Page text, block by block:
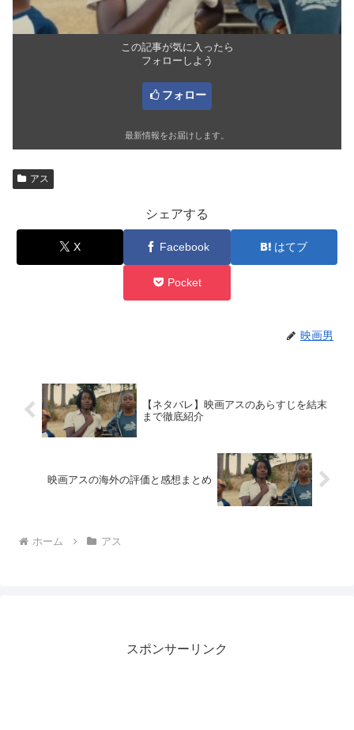
この記事が気に入ったら
フォローしよう
フォロー
最新情報をお届けします。
アス
シェアする
X Facebook はてブ
Pocket
映画男
【ネタバレ】映画アスのあらすじを結末
まで徹底紹介
映画アスの海外の評価と感想まとめ
ホーム アス
スポンサーリンク